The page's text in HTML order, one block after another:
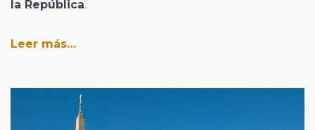
la República.
Leer más…